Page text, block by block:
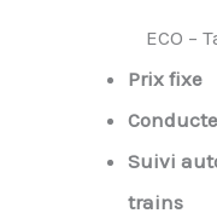
ECO –
Prix fixe
Suivi
trains